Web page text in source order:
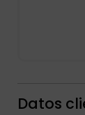
Datos